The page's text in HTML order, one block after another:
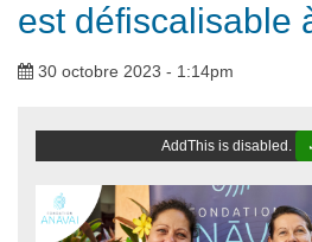
est défiscalisable
30 octobre 2023 - 1:14pm
AddThis is disabled.